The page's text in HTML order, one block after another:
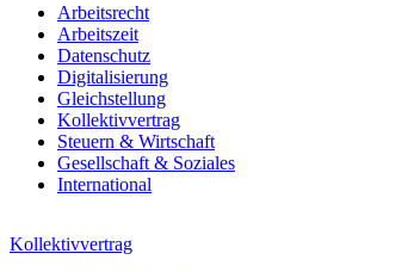
Arbeitsrecht
Arbeitszeit
Datenschutz
Digitalisierung
Gleichstellung
Kollektivvertrag
Steuern & Wirtschaft
Gesellschaft & Soziales
International
Kollektivvertrag